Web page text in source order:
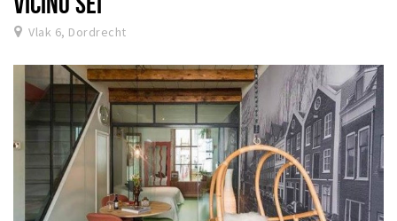
Vlak 6, Dordrecht